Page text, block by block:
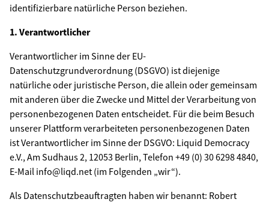
identifizierbare natürliche Person beziehen.
1. Verantwortlicher
Verantwortlicher im Sinne der EU-
Datenschutzgrundverordnung (DSGVO) ist diejenige
natürliche oder juristische Person, die allein oder gemeinsam
mit anderen über die Zwecke und Mittel der Verarbeitung von
personenbezogenen Daten entscheidet. Für die beim Besuch
unserer Plattform verarbeiteten personenbezogenen Daten
ist Verantwortlicher im Sinne der DSGVO: Liquid Democracy
e.V., Am Sudhaus 2, 12053 Berlin, Telefon +49 (0) 30 6298 4840,
E-Mail info@liqd.net (im Folgenden „wir“).
Als Datenschutzbeauftragten haben wir benannt: Robert